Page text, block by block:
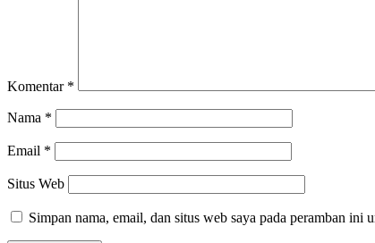
Komentar *
Nama *
Email *
Situs Web
Simpan nama, email, dan situs web saya pada peramban ini